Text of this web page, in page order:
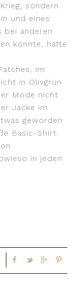
sondern
und eines
bei anderen
könnte, hätte
im
in Olivgrün
Mode nicht
Jacke im
geworden
Basic-Shirt.
in jeden